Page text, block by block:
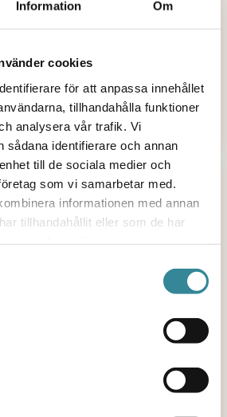
Information Om
cookies
för att anpassa innehållet
tillhandahålla funktioner
analysera vår trafik. Vi
sådana identifierare och annan
till de sociala medier och
som vi samarbetar med.
informationen med annan
tillhandahållit eller som de har
kr kr